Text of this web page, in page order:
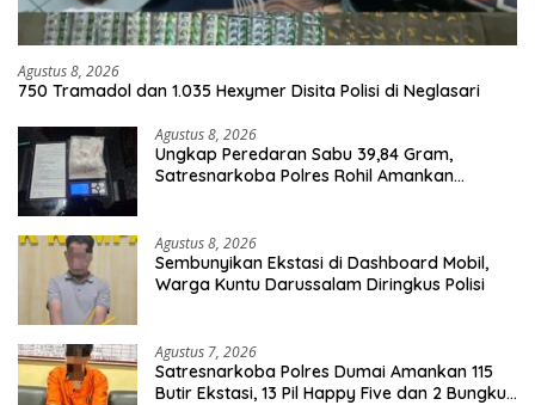
Agustus 8, 2026
750 Tramadol dan 1.035 Hexymer Disita Polisi di Neglasari
Agustus 8, 2026
Ungkap Peredaran Sabu 39,84 Gram,
Satresnarkoba Polres Rohil Amankan
Agustus 8, 2026
Sembunyikan Ekstasi di Dashboard Mobil,
Warga Kuntu Darussalam Diringkus Polisi
Agustus 7, 2026
Satresnarkoba Polres Dumai Amankan 115
Butir Ekstasi, 13 Pil Happy Five dan 2 Bungkus